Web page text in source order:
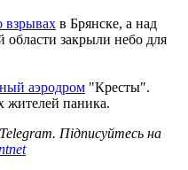
взрывах в Брянске, а над
области закрыли небо для
аэродром "Кресты".
жителей паника.
Підписуйтесь на